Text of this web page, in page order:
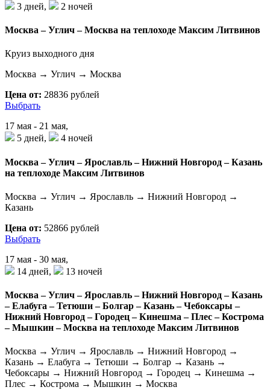
3 дней,
2 ночей
Москва – Углич – Москва на теплоходе Максим Литвинов
Круиз выходного дня
Москва → Углич → Москва
Цена от: 28836 рублей
Выбрать
17 мая - 21 мая,
5 дней,
4 ночей
Москва – Углич – Ярославль – Нижний Новгород – Казань
на теплоходе Максим Литвинов
Москва → Углич → Ярославль → Нижний Новгород →
Казань
Цена от: 52866 рублей
Выбрать
17 мая - 30 мая,
14 дней,
13 ночей
Москва – Углич – Ярославль – Нижний Новгород – Казань
– Елабуга – Тетюши – Болгар – Казань – Чебоксары –
Нижний Новгород – Городец – Кинешма – Плес – Кострома
– Мышкин – Москва на теплоходе Максим Литвинов
Москва → Углич → Ярославль → Нижний Новгород →
Казань → Елабуга → Тетюши → Болгар → Казань →
Чебоксары → Нижний Новгород → Городец → Кинешма →
Плес → Кострома → Мышкин → Москва